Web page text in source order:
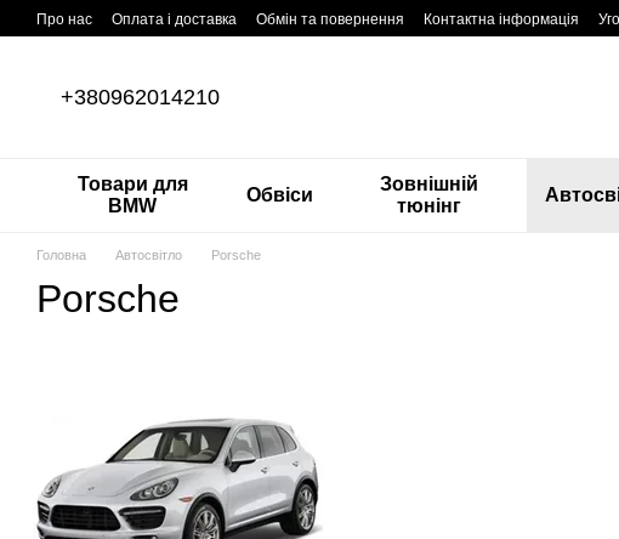
Перейти до основного контенту
Про нас Оплата і доставка Обмін та повернення Контактна інформація
+380962014210
Товари для
BMW
Обвіси
Зовнішній
тюнінг
Головна Автосвітло Porsche
Porsche